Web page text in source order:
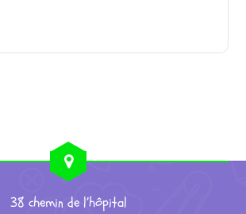
38 chemin de l’hôpital